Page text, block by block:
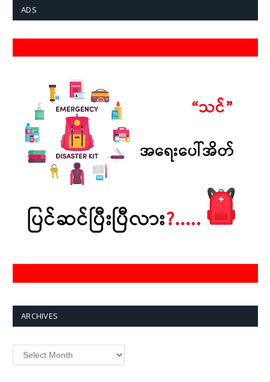
ADS
ARCHIVES
Archives